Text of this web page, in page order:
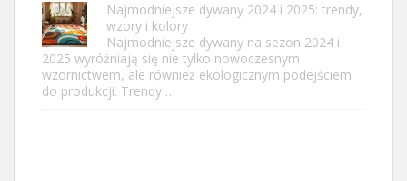
Najmodniejsze dywany 2024 i 2025: trendy,
wzory i kolory
Najmodniejsze dywany na sezon 2024 i
2025 wyróżniają się nie tylko nowoczesnym
wzornictwem, ale również ekologicznym podejściem
do produkcji. Trendy …